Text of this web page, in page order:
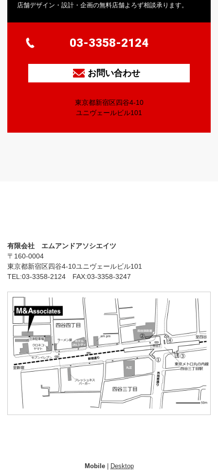
店舗デザイン・設計・企画の無料店舗よろず相談承ります。
03-3358-2124
お問い合わせ
東京都新宿区四谷4-10
ユニヴェールビル101
有限会社 エムアンドアソシエイツ
〒160-0004
東京都新宿区四谷4-10ユニヴェールビル101
TEL:03-3358-2124 FAX:03-3358-3247
Mobile| Desktop